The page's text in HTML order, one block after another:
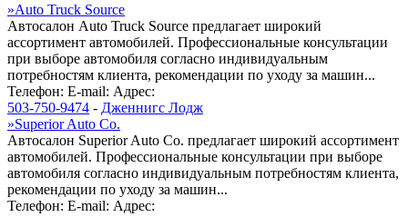
»Auto Truck Source
Автосалон Auto Truck Source предлагает широкий
ассортимент автомобилей. Профессиональные консультации
при выборе автомобиля согласно индивидуальным
потребностям клиента, рекомендации по уходу за машин...
Телефон: E-mail: Адрес:
503-750-9474 - Дженнигс Лодж
»Superior Auto Co.
Автосалон Superior Auto Co. предлагает широкий ассортимент
автомобилей. Профессиональные консультации при выборе
автомобиля согласно индивидуальным потребностям клиента,
рекомендации по уходу за машин...
Телефон: E-mail: Адрес: